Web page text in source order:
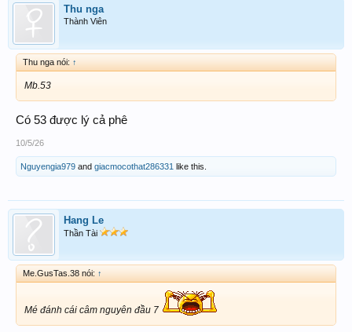
Thu nga
Thành Viên
Thu nga nói: ↑
Mb.53
Có 53 được lý cả phê
10/5/26
Nguyengia979 and giacmocothat286331 like this.
Hang Le
Thần Tài
Me.GusTas.38 nói: ↑
Mé đánh cái câm nguyên đầu 7